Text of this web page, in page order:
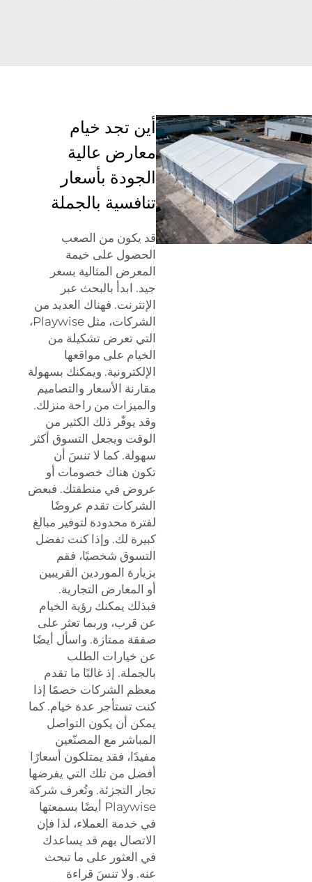
أين تجد خيام
معارض عالية
الجودة بأسعار
تنافسية بالجملة
قد يكون من الصعب
الحصول على خيمة
المعرض المثالية بسعر
جيد. ابدأ بالبحث عبر
الإنترنت. فهناك العديد من
الشركات، مثل Playwise،
التي تعرض تشكيلة من
الخيام على مواقعها
الإلكترونية. ويمكنك بسهولة
مقارنة الأسعار والتصاميم
والميزات من راحة منزلك.
وقد يوفّر ذلك الكثير من
الوقت ويجعل التسوق أكثر
سهولة. كما لا تنسَ أن
تكون هناك خصومات أو
عروض في منطقتك. فبعض
الشركات تقدم عروضًا
لفترة محدودة لتوفير مبالغ
كبيرة لك. وإذا كنت تفضل
التسوق شخصيًا، فقم
بزيارة الموردين القريبين
أو المعارض التجارية.
فبذلك يمكنك رؤية الخيام
عن قرب، وربما تعثر على
صفقة ممتازة. واسأل أيضًا
عن خيارات الطلب
بالجملة. إذ غالبًا ما تقدم
معظم الشركات خصمًا إذا
كنت تستأجر عدة خيام. كما
يمكن أن يكون التواصل
المباشر مع المصنّعين
مفيدًا، فقد يمتلكون أسعارًا
أفضل من تلك التي يفرضها
تجار التجزئة. وتُعرف شركة
Playwise أيضًا بسمعتها
في خدمة العملاء، لذا فإن
الاتصال بهم قد يساعدك
في العثور على ما تبحث
عنه. ولا تنسَ قراءة